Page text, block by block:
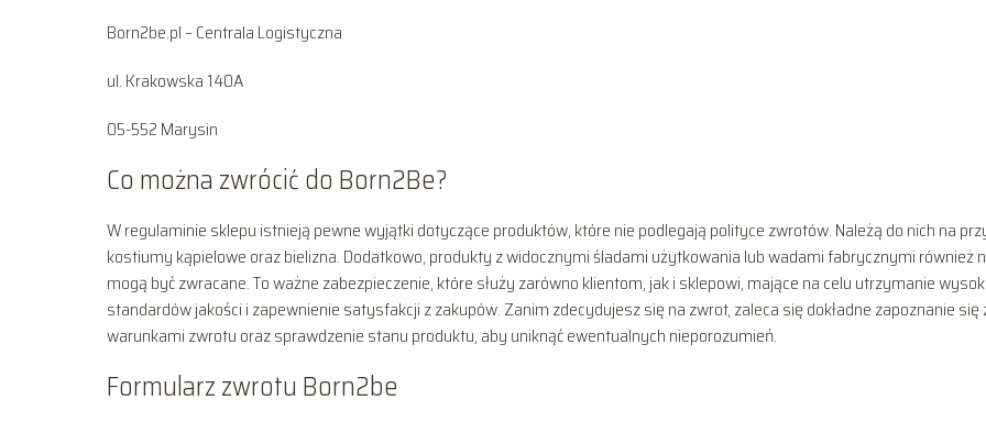
Born2be.pl – Centrala Logistyczna
ul. Krakowska 140A
05-552 Marysin
Co można zwrócić do Born2Be?
W regulaminie sklepu istnieją pewne wyjątki dotyczące produktów, które nie podlegają polityce zwrotów. Należą do nich na
kostiumy kąpielowe oraz bielizna. Dodatkowo, produkty z widocznymi śladami użytkowania lub wadami fabrycznymi również
mogą być zwracane. To ważne zabezpieczenie, które służy zarówno klientom, jak i sklepowi, mające na celu utrzymanie
standardów jakości i zapewnienie satysfakcji z zakupów. Zanim zdecydujesz się na zwrot, zaleca się dokładne zapoznanie się
warunkami zwrotu oraz sprawdzenie stanu produktu, aby uniknąć ewentualnych nieporozumień.
Formularz zwrotu Born2be